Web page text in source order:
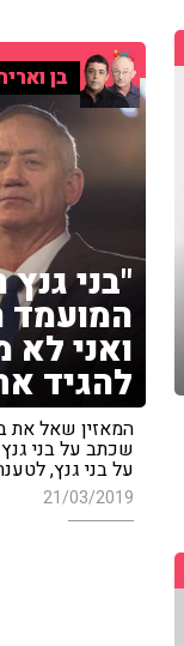
בן
"בני
המועמד
ואני לא
להגיד
המאזין שאל את
שכתב על בני
על בני גנץ,
21/03/2019